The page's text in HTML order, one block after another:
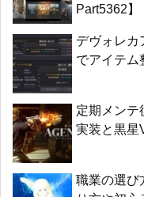
Part5362】
デヴォレカ
でアイテム
定期メンテ
実装と黒星
職業の選び